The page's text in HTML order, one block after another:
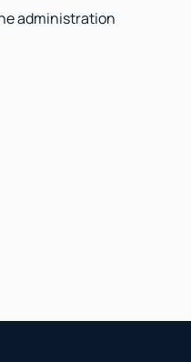
administration